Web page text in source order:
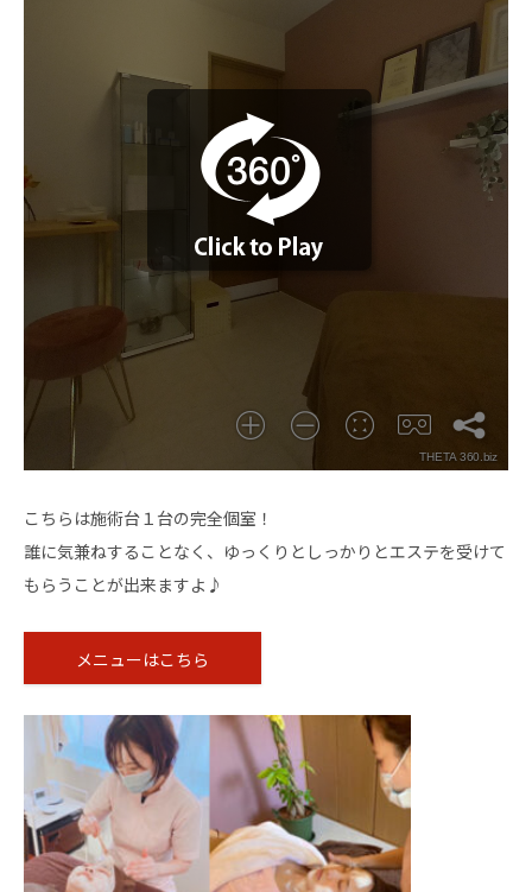
こちらは施術台１台の完全個室！
誰に気兼ねすることなく、ゆっくりとしっかりとエステを受けて
もらうことが出来ますよ♪
メニューはこちら